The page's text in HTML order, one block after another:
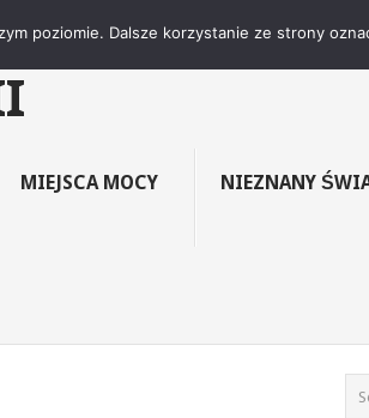
KLUB
MIEJSCA MOCY NIEZNANY
poziomie. Dalsze korzystanie ze strony